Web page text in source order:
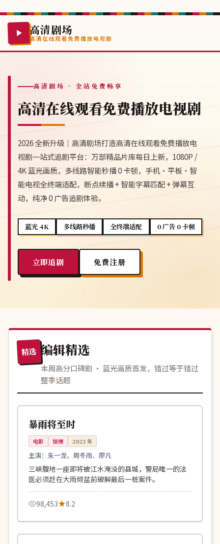
高清剧场
高清在线观看免费播放电视剧
高清剧场 · 全站免费畅享
高清在线观看免费播放电视剧
2026 全新升级｜高清剧场打造高清在线观看免费播放电
视剧一站式追剧平台：万部精品片库每日上新，1080P /
4K 蓝光画质，多线路智能秒播 0 卡顿，手机·平板·智
能电视全终端适配，断点续播 + 智能字幕匹配 + 弹幕互
动，纯净 0 广告追剧体验。
蓝光 4K 多线路秒播 全终端适配 0 广告 0 卡顿
立即追剧 免费注册
精选 编辑精选
本周高分口碑剧 · 蓝光画质首发，错过等于错过
整季话题
中国
完结 115分钟
暴雨将至时
电影 惊悚 2023年
主演：朱一龙、周冬雨、廖凡
三峡腹地一座即将被江水淹没的县城，警局唯一的法
医必须赶在大雨倾盆前破解最后一桩案件。
98,453 8.2
高分 115分钟